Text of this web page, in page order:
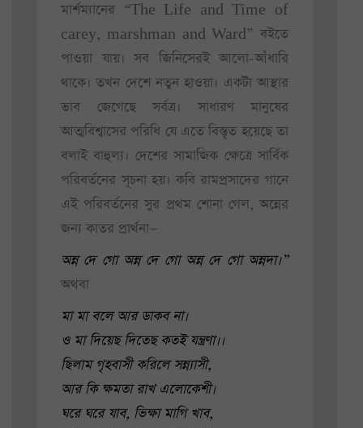
মার্শম্যানের “The Life and Time of
carey, marshman and Ward” বইতে
পাওয়া যায়। সব জিনিসেরই আলো-আঁধারি
থাকে। তখন দেশে নতুন হাওয়া। একটা আস্থার
ভাব জেগেছে সর্বত্র। সাধারণ মানুষের
আত্মবিশ্বাসের পরিধি যে এতে বিস্তৃত হয়েছে তা
বলাই বাহুল্য। দেশের সামাজিক ক্ষেত্রে সার্বিক
পরিবর্তনের সূচনা হয়। কবি রামপ্রসাদের গানে
এই পরিবর্তনের সুর প্রথম শোনা গেল, অন্নের
জন্য কাতর প্রার্থনা—
অন্ন দে গো অন্ন দে গো অন্ন দে গো অন্নদা।”
অথবা
মা মা বলে আর ডাকব না।
ও মা দিয়েছ দিতেছ কতই যন্ত্রণা।।
ছিলাম গৃহবাসী করিলে সন্ন্যাসী,
আর কি ক্ষমতা রাখ এলোকেশী।
ঘরে ঘরে যাব, ভিক্ষা মাগি খাব,